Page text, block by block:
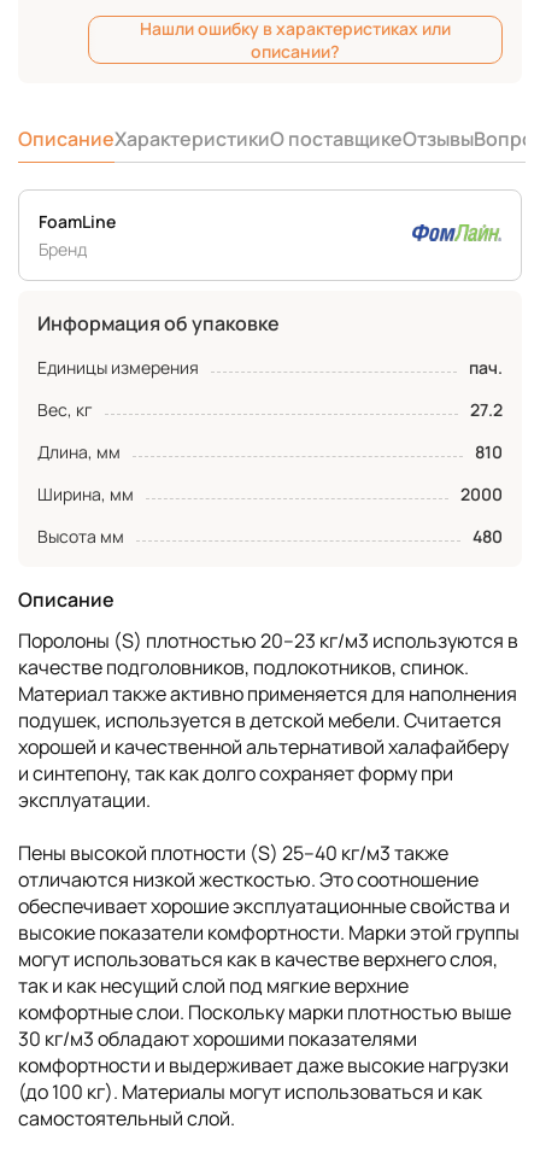
Нашли ошибку в характеристиках или
описании?
ОписаниеХарактеристикиО поставщикеОтзывы
Описание
Поролоны (S) плотностью 20–23 кг/м3 используются в
качестве подголовников, подлокотников, спинок.
Материал также активно применяется для наполнения
подушек, используется в детской мебели. Считается
хорошей и качественной альтернативой халафайберу
и синтепону, так как долго сохраняет форму при
эксплуатации.
Пены высокой плотности (S) 25–40 кг/м3 также
отличаются низкой жесткостью. Это соотношение
обеспечивает хорошие эксплуатационные свойства и
высокие показатели комфортности. Марки этой группы
могут использоваться как в качестве верхнего слоя,
так и как несущий слой под мягкие верхние
комфортные слои. Поскольку марки плотностью выше
30 кг/м3 обладают хорошими показателями
комфортности и выдерживает даже высокие нагрузки
(до 100 кг). Материалы могут использоваться и как
самостоятельный слой.
FoamLine
Бренд
Информация об упаковке
Единицы измерения
пач.
Вес, кг
27.2
Длина, мм
810
Ширина, мм
2000
Высота мм
480